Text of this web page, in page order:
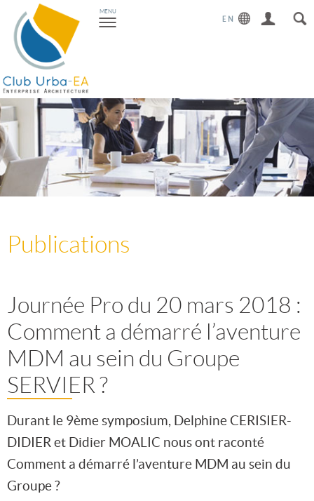
Toggle
navigation
MENU
Publications
Journée Pro du 20 mars 2018 :
Comment a démarré l’aventure
MDM au sein du Groupe
SERVIER ?
Durant le 9ème symposium, Delphine CERISIER-
DIDIER et Didier MOALIC nous ont raconté
Comment a démarré l’aventure MDM au sein du
Groupe ?